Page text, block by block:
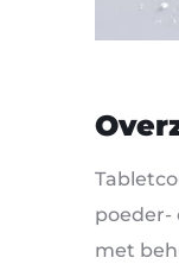
poeder-
met